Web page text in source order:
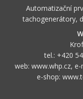
Automatizační
tachogenerátory,
tel.: +420
web: www.whp.cz, e-
e-shop: